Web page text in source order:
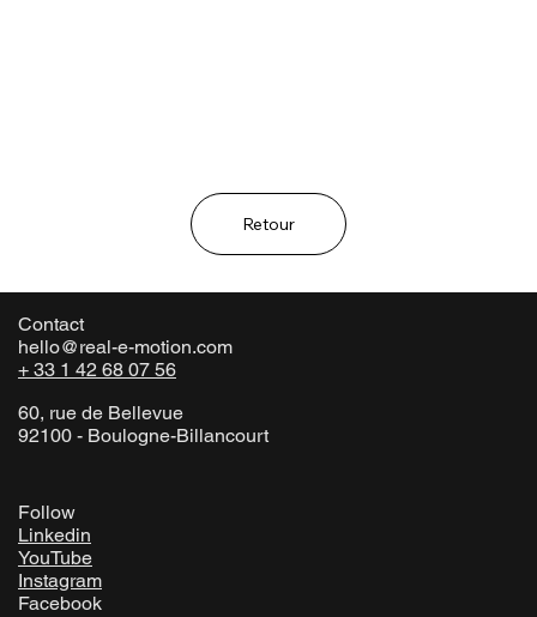
Retour
Contact
hello@real-e-motion.com
+ 33 1 42 68 07 56
60, rue de Bellevue
92100 - Boulogne-Billancourt
Follow
Linkedin
YouTube
Instagram
Facebook